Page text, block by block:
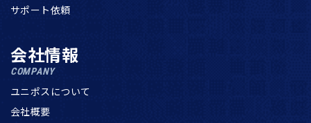
サポート依頼
会社情報
COMPANY
ユニポスについて
会社概要